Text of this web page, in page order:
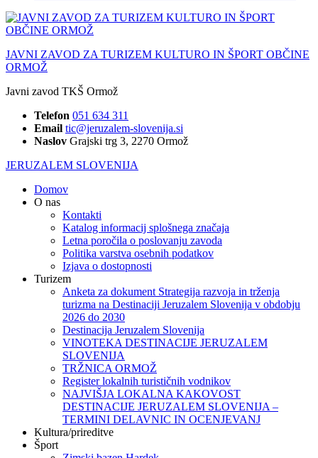
JAVNI ZAVOD ZA TURIZEM KULTURO IN ŠPORT OBČINE
ORMOŽ
Javni zavod TKŠ Ormož
Telefon 051 634 311
Email tic@jeruzalem-slovenija.si
Naslov Grajski trg 3, 2270 Ormož
JERUZALEM SLOVENIJA
Domov
O nas
Kontakti
Katalog informacij splošnega značaja
Letna poročila o poslovanju zavoda
Politika varstva osebnih podatkov
Izjava o dostopnosti
Turizem
Anketa za dokument Strategija razvoja in trženja
turizma na Destinaciji Jeruzalem Slovenija v obdobju
2026 do 2030
Destinacija Jeruzalem Slovenija
VINOTEKA DESTINACIJE JERUZALEM
SLOVENIJA
TRŽNICA ORMOŽ
Register lokalnih turističnih vodnikov
NAJVIŠJA LOKALNA KAKOVOST
DESTINACIJE JERUZALEM SLOVENIJA –
TERMINI DELAVNIC IN OCENJEVANJ
Kultura/prireditve
Šport